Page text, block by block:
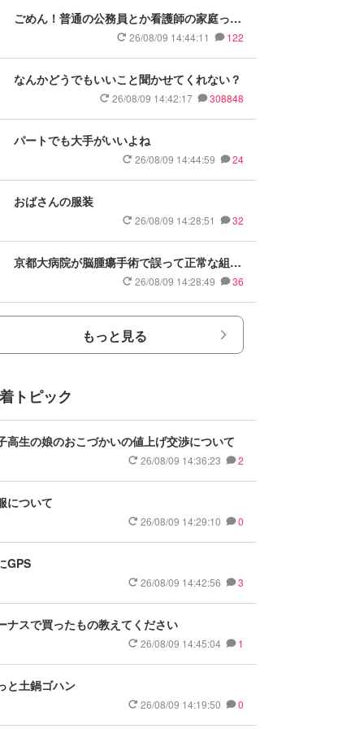
ごめん！普通の公務員とか看護師の家庭って
26/08/09 14:44:11 122
なんかどうでもいいこと聞かせてくれない？
26/08/09 14:42:17 308848
パートでも大手がいいよね
26/08/09 14:44:59 24
おばさんの服装
26/08/09 14:28:51 32
京都大病院が脳腫瘍手術で誤って正常な組織
26/08/09 14:28:49 36
もっと見る
トピック
高生の娘のおこづかいの値上げ交渉について
26/08/09 14:36:23 2
について
26/08/09 14:29:10 0
GPS
26/08/09 14:42:56 3
ナスで買ったもの教えてください
26/08/09 14:45:04 1
と土鍋ゴハン
26/08/09 14:19:50 0